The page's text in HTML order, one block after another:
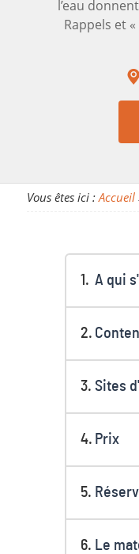
Vous êtes ici : Accueil
l’eau
Rappels et
A qui
Sites
Prix
Le